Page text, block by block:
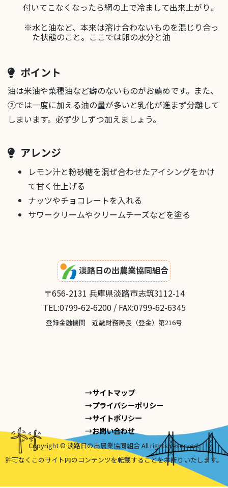
付いてこなくなったら網の上で冷まして出来上がり。
水と油など、本来は溶け合わないものを混じり合っ
た状態のこと。ここでは卵の水分と油
ポイント
油は米油や菜種油など癖のないものがお薦めです。また、
②では一度に加える油の量が多いと乳化が進まず分離して
しまいます。必ず少しずつ加えましょう。
アレンジ
レモン汁と粉砂糖を混ぜ合わせたアイシングをかけ
て甘く仕上げる
ナッツやチョコレートを入れる
サワークリームやクリームチーズなどを塗る
淡路日の出農業協同組合
〒656-2131 兵庫県淡路市志筑3112-14
TEL:0799-62-6200 / FAX:0799-62-6345
登録金融機関 近畿財務局長（登金）第216号
サイトマップ
プライバシーポリシー
サイトポリシー
お問い合わせ
Copyright © 淡路日の出農業協同組合 All rights reserved.
許可なくこのサイト内のコンテンツを転載することをお断りいたします。